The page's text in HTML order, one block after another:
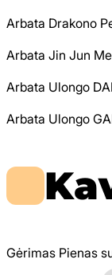
Arbata Drakono
Arbata Jin Jun
Arbata Ulongo
Arbata Ulongo
Gėrimas Pienas